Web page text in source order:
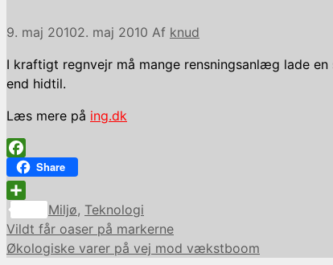
9. maj 20102. maj 2010 Af knud
I kraftigt regnvejr må mange rensningsanlæg lade
end hidtil.
Læs mere på ing.dk
Facebook
Share
Share
Kategorier
Miljø, Teknologi
Vildt får oaser på markerne
Økologiske varer på vej mod vækstboom